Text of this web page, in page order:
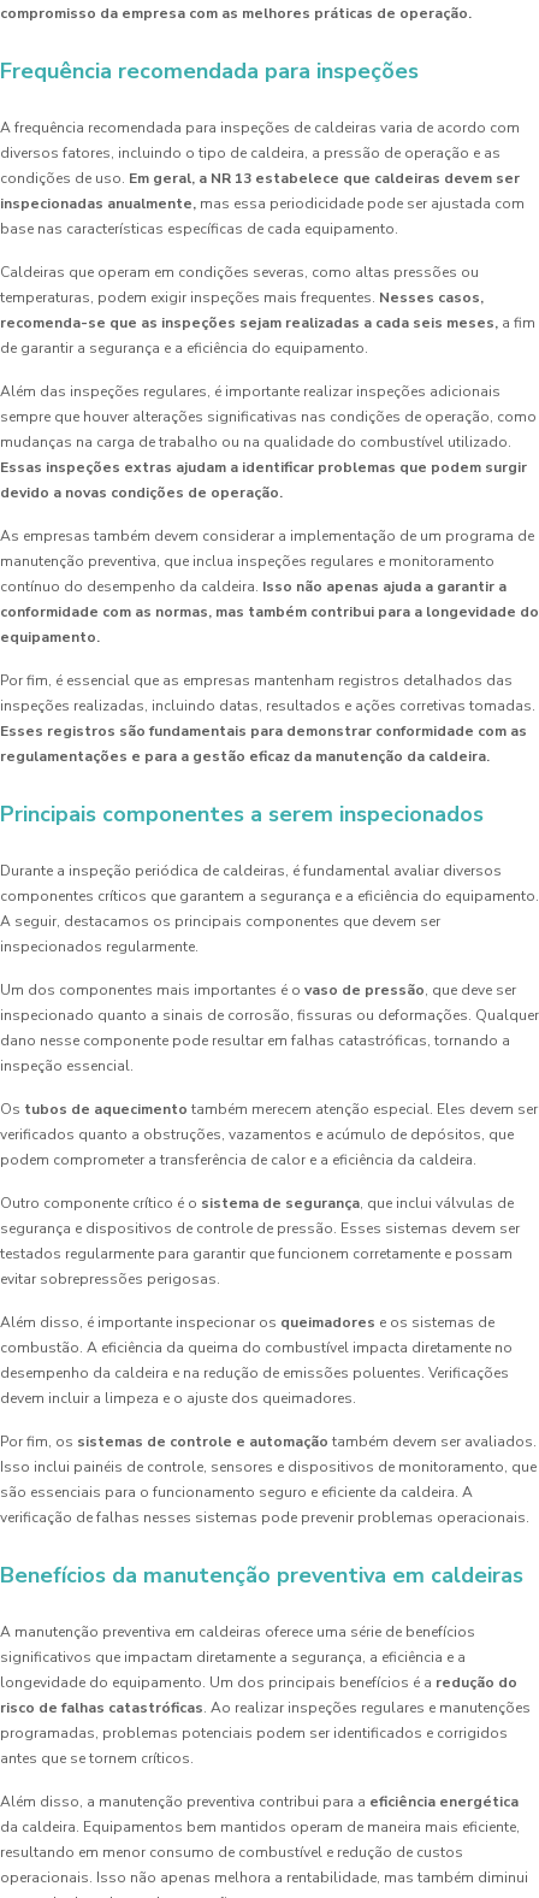
compromisso da empresa com as melhores práticas de operação.
Frequência recomendada para inspeções
A frequência recomendada para inspeções de caldeiras varia de acordo com
diversos fatores, incluindo o tipo de caldeira, a pressão de operação e as
condições de uso. Em geral, a NR 13 estabelece que caldeiras devem ser
inspecionadas anualmente, mas essa periodicidade pode ser ajustada com
base nas características específicas de cada equipamento.
Caldeiras que operam em condições severas, como altas pressões ou
temperaturas, podem exigir inspeções mais frequentes. Nesses casos,
recomenda-se que as inspeções sejam realizadas a cada seis meses, a fim
de garantir a segurança e a eficiência do equipamento.
Além das inspeções regulares, é importante realizar inspeções adicionais
sempre que houver alterações significativas nas condições de operação, como
mudanças na carga de trabalho ou na qualidade do combustível utilizado.
Essas inspeções extras ajudam a identificar problemas que podem surgir
devido a novas condições de operação.
As empresas também devem considerar a implementação de um programa de
manutenção preventiva, que inclua inspeções regulares e monitoramento
contínuo do desempenho da caldeira. Isso não apenas ajuda a garantir a
conformidade com as normas, mas também contribui para a longevidade do
equipamento.
Por fim, é essencial que as empresas mantenham registros detalhados das
inspeções realizadas, incluindo datas, resultados e ações corretivas tomadas.
Esses registros são fundamentais para demonstrar conformidade com as
regulamentações e para a gestão eficaz da manutenção da caldeira.
Principais componentes a serem inspecionados
Durante a inspeção periódica de caldeiras, é fundamental avaliar diversos
componentes críticos que garantem a segurança e a eficiência do equipamento.
A seguir, destacamos os principais componentes que devem ser
inspecionados regularmente.
Um dos componentes mais importantes é o vaso de pressão, que deve ser
inspecionado quanto a sinais de corrosão, fissuras ou deformações. Qualquer
dano nesse componente pode resultar em falhas catastróficas, tornando a
inspeção essencial.
Os tubos de aquecimento também merecem atenção especial. Eles devem ser
verificados quanto a obstruções, vazamentos e acúmulo de depósitos, que
podem comprometer a transferência de calor e a eficiência da caldeira.
Outro componente crítico é o sistema de segurança, que inclui válvulas de
segurança e dispositivos de controle de pressão. Esses sistemas devem ser
testados regularmente para garantir que funcionem corretamente e possam
evitar sobrepressões perigosas.
Além disso, é importante inspecionar os queimadores e os sistemas de
combustão. A eficiência da queima do combustível impacta diretamente no
desempenho da caldeira e na redução de emissões poluentes. Verificações
devem incluir a limpeza e o ajuste dos queimadores.
Por fim, os sistemas de controle e automação também devem ser avaliados.
Isso inclui painéis de controle, sensores e dispositivos de monitoramento, que
são essenciais para o funcionamento seguro e eficiente da caldeira. A
verificação de falhas nesses sistemas pode prevenir problemas operacionais.
Benefícios da manutenção preventiva em caldeiras
A manutenção preventiva em caldeiras oferece uma série de benefícios
significativos que impactam diretamente a segurança, a eficiência e a
longevidade do equipamento. Um dos principais benefícios é a redução do
risco de falhas catastróficas. Ao realizar inspeções regulares e manutenções
programadas, problemas potenciais podem ser identificados e corrigidos
antes que se tornem críticos.
Além disso, a manutenção preventiva contribui para a eficiência energética
da caldeira. Equipamentos bem mantidos operam de maneira mais eficiente,
resultando em menor consumo de combustível e redução de custos
operacionais. Isso não apenas melhora a rentabilidade, mas também diminui